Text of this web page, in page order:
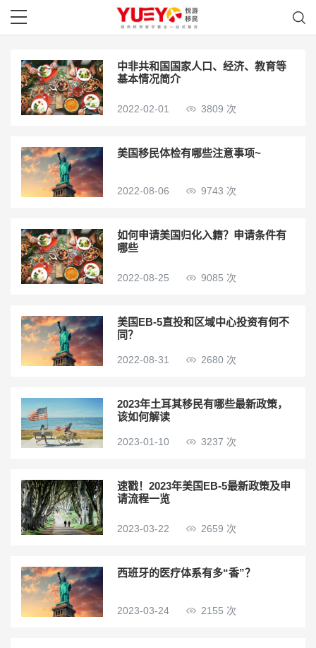
中非共和国国家人口、经济、教育等
基本情况简介
2022-02-01 3809 次
美国移民体检有哪些注意事项~
2022-08-06 9743 次
如何申请美国归化入籍？申请条件有
哪些
2022-08-25 9085 次
美国EB-5直投和区域中心投资有何不
同？
2022-08-31 2680 次
2023年土耳其移民有哪些最新政策，
该如何解读
2023-01-10 3237 次
速戳！2023年美国EB-5最新政策及申
请流程一览
2023-03-22 2659 次
西班牙的医疗体系有多“香”？
2023-03-24 2155 次